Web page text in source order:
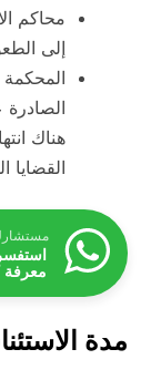
محاكم
إلى
المحكمة
الصادرة
هناك
القضايا
مستشارك
معرفة
مدة